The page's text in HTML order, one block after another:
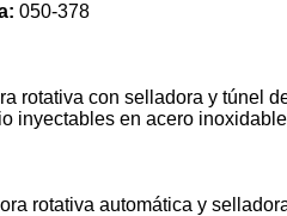
050-378
rotativa con selladora y túnel
inyectables en acero
rotativa automática y